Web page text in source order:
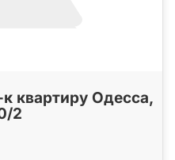
квартиру Одесса,
2